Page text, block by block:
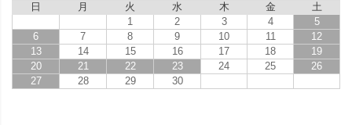
日
月 火 水 木 金
土
1
2 3 4
5
6
7 8 9 10 11
12
13
14 15 16 17 18
19
20
21 22 23 24 25
26
27
28 29 30